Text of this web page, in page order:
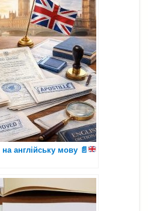
англійську мову 📄